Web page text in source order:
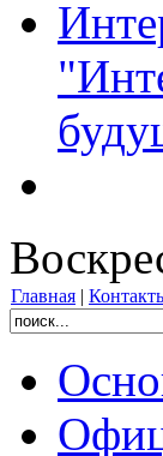
Главная |